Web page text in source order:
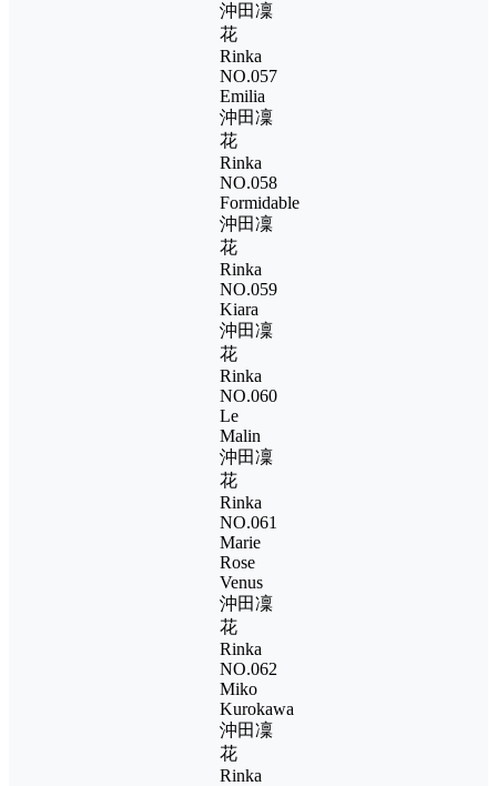
沖田凜
花
Rinka
NO.057
Emilia
沖田凜
花
Rinka
NO.058
Formidable
沖田凜
花
Rinka
NO.059
Kiara
沖田凜
花
Rinka
NO.060
Le
Malin
沖田凜
花
Rinka
NO.061
Marie
Rose
Venus
沖田凜
花
Rinka
NO.062
Miko
Kurokawa
沖田凜
花
Rinka